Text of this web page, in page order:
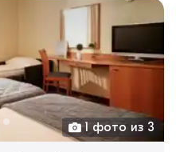
1 фото из 3